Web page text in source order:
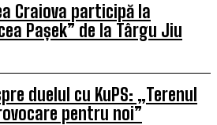
Craiova participă la
Pașek” de la Târgu Jiu
duelul cu KuPS: „Terenul
pentru noi”